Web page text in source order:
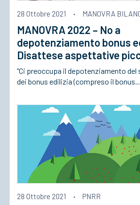
28 Ottobre 2021 · MANOVRA
MANOVRA 2022 – No a
depotenziamento bonus
Disattese aspettative
“Ci preoccupa il depotenziamento del
dei bonus edilizia (compreso il bonus…
28 Ottobre 2021 · PNRR